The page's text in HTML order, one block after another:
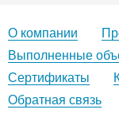
О компании
Выполненные
Сертификаты
Обратная связь